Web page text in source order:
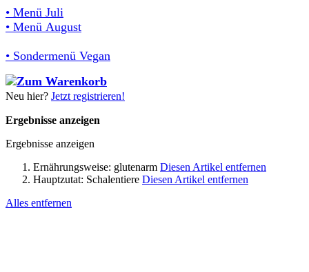
• Menü Juli
• Menü August
• Sondermenü Vegan
Neu hier? Jetzt registrieren!
Ergebnisse anzeigen
Ergebnisse anzeigen
Ernährungsweise: glutenarm Diesen Artikel entfernen
Hauptzutat: Schalentiere Diesen Artikel entfernen
Alles entfernen